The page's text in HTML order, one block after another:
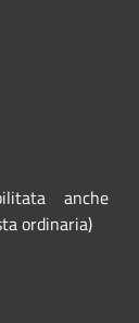
anche
ordinaria)